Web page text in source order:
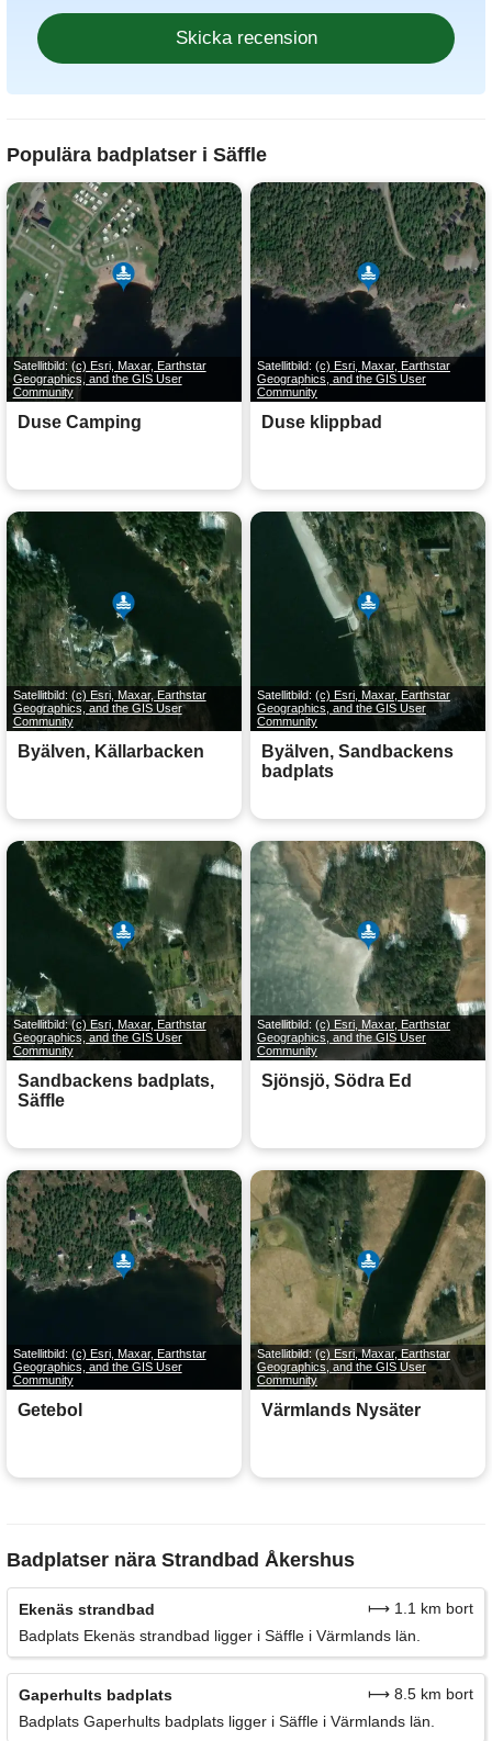
Populära badplatser i Säffle
Satellitbild: (c) Esri, Maxar, Earthstar
Geographics, and the GIS User
Community
Duse Camping
Satellitbild: (c) Esri, Maxar, Earthstar
Geographics, and the GIS User
Community
Duse klippbad
Satellitbild: (c) Esri, Maxar, Earthstar
Geographics, and the GIS User
Community
Byälven, Källarbacken
Satellitbild: (c) Esri, Maxar, Earthstar
Geographics, and the GIS User
Community
Byälven, Sandbackens
badplats
Satellitbild:(c) Esri, Maxar, Earthstar
Geographics, and the GIS User
Community
Sandbackens badplats,
Säffle
Satellitbild: (c) Esri, Maxar, Earthstar
Geographics, and the GIS User
Community
Sjönsjö, Södra Ed
Satellitbild: (c) Esri, Maxar, Earthstar
Geographics, and the GIS User
Community
Getebol
Satellitbild: (c) Esri, Maxar, Earthstar
Geographics, and the GIS User
Community
Värmlands Nysäter
Badplatser nära Strandbad Åkershus
Ekenäs strandbad
⟼ 1.1 km bort
Badplats Ekenäs strandbad ligger i Säffle i Värmlands län.
Gaperhults badplats
⟼ 8.5 km bort
Badplats Gaperhults badplats ligger i Säffle i Värmlands län.